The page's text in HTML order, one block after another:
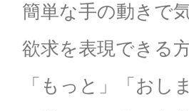
簡単な手の動きで
欲求を表現できる
「もっと」「おし